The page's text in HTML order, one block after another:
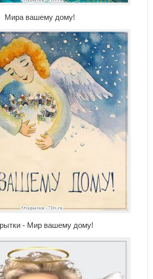
Мира вашему дому!
- Мир вашему дому!